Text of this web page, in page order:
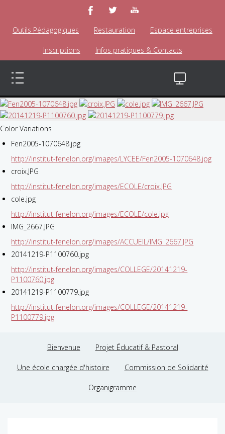
Outils Pédagogiques Restauration Espace entreprises
Inscriptions Infos pratiques & Contacts
Color Variations
Fen2005-1070648.jpg
http://institut-fenelon.org/images/LYCEE/Fen2005-1070648.jpg
croix.JPG
http://institut-fenelon.org/images/ECOLE/croix.JPG
cole.jpg
http://institut-fenelon.org/images/ECOLE/cole.jpg
IMG_2667.JPG
http://institut-fenelon.org/images/ACCUEIL/IMG_2667.JPG
20141219-P1100760.jpg
http://institut-fenelon.org/images/COLLEGE/20141219-
P1100760.jpg
20141219-P1100779.jpg
http://institut-fenelon.org/images/COLLEGE/20141219-
P1100779.jpg
Bienvenue Projet Éducatif & Pastoral
Une école chargée d'histoire Commission de Solidarité
Organigramme